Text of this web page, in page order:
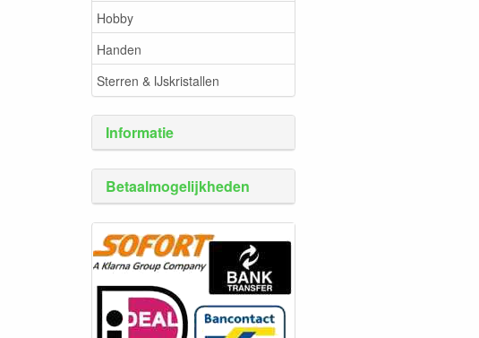
Hobby
Handen
Sterren & IJskristallen
Informatie
Betaalmogelijkheden